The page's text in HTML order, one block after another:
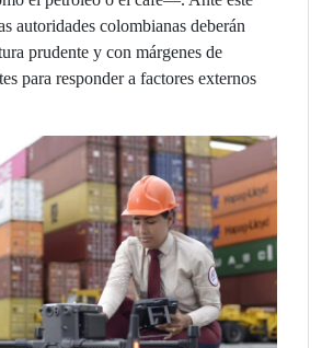
autoridades colombianas deberán
prudente y con márgenes de
para responder a factores externos